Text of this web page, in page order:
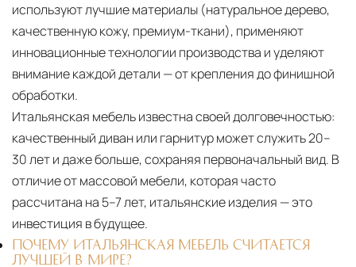
используют лучшие материалы (натуральное дерево,
качественную кожу, премиум-ткани), применяют
инновационные технологии производства и уделяют
внимание каждой детали — от крепления до финишной
обработки.
Итальянская мебель известна своей долговечностью:
качественный диван или гарнитур может служить 20–
30 лет и даже больше, сохраняя первоначальный вид. В
отличие от массовой мебели, которая часто
рассчитана на 5–7 лет, итальянские изделия — это
инвестиция в будущее.
ПОЧЕМУ ИТАЛЬЯНСКАЯ МЕБЕЛЬ СЧИТАЕТСЯ
ЛУЧШЕЙ В МИРЕ?